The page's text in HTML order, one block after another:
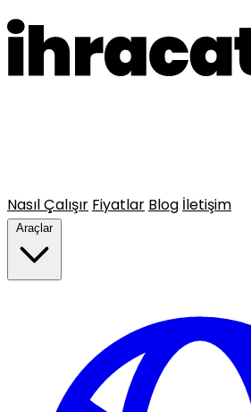
Nasıl Çalışır Fiyatlar Blog İletişim
Araçlar